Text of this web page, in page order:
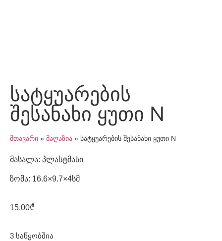
სატყუარების
შესანახი ყუთი N
მთავარი » მაღაზია » სატყუარების შესანახი ყუთი N
მასალა: პლასტმასი
ზომა: 16.6×9.7×4სმ
15.00₾
3 საწყობშია